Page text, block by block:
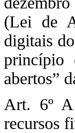
(Lei de
digitais
princípio
abertos”
Art. 6º A
recursos